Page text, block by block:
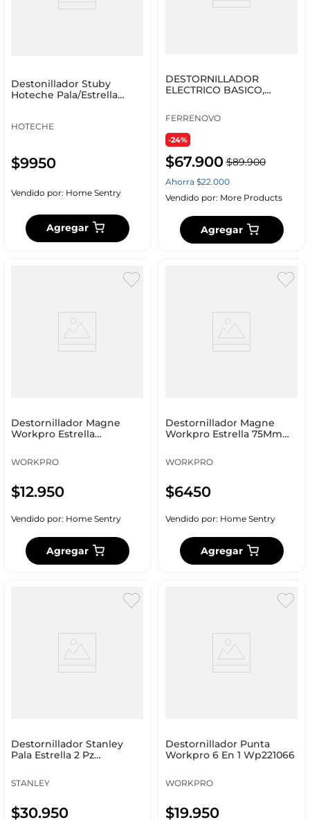
Destonillador Stuby
Hoteche Pala/Estrella
HOTECHE
$9950
Vendido por: Home Sentry
Agregar
DESTORNILLADOR
ELECTRICO BASICO,
FERRENOVO
-24%
$67.900 $89.900
Ahorra $22.000
Vendido por: More Products
Agregar
Destornillador Magne
Workpro Estrella
WORKPRO
$12.950
Vendido por: Home Sentry
Agregar
Destornillador Magne
Workpro Estrella 75Mm
WORKPRO
$6450
Vendido por: Home Sentry
Agregar
Destornillador Stanley
Pala Estrella 2 Pz
STANLEY
$30.950
Destornillador Punta
Workpro 6 En 1 Wp221066
WORKPRO
$19.950